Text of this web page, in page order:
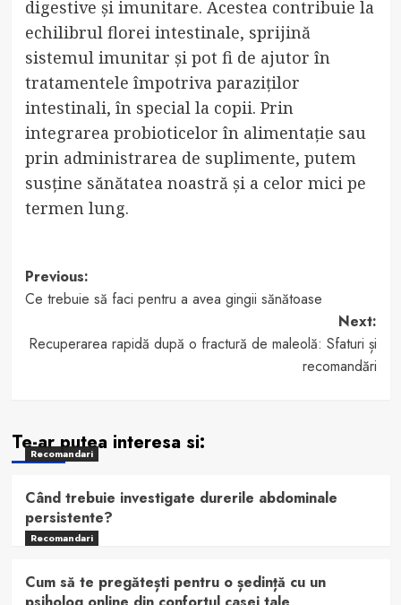
digestive și imunitare. Acestea contribuie la
echilibrul florei intestinale, sprijină
sistemul imunitar și pot fi de ajutor în
tratamentele împotriva paraziților
intestinali, în special la copii. Prin
integrarea probioticelor în alimentație sau
prin administrarea de suplimente, putem
susține sănătatea noastră și a celor mici pe
termen lung.
Post
navigation
Previous:
Ce trebuie să faci pentru a avea gingii sănătoase
Next:
Recuperarea rapidă după o fractură de maleolă: Sfaturi și
recomandări
Te-ar putea interesa si:
Recomandari
Când trebuie investigate durerile abdominale
persistente?
Recomandari
Cum să te pregătești pentru o ședință cu un